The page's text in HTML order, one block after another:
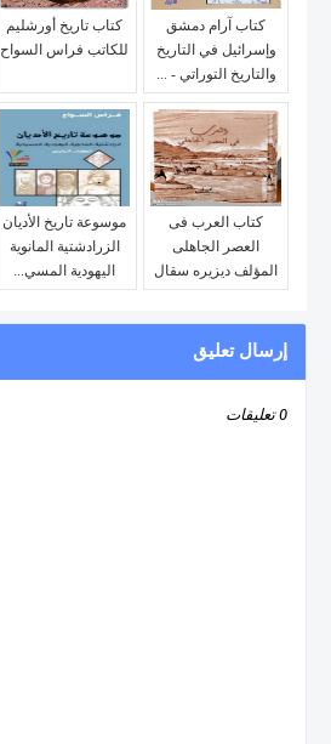
كتاب آرام دمشق
وإسرائيل في التاريخ
والتاريخ التوراتي - ...
كتاب تاريخ أورشليم
للكاتب فراس السواح
كتاب العرب فى
العصر الجاهلى
المؤلف ديزيره سقال
موسوعة تاريخ الأديان
الزرادشتية المانوية
اليهودية المسي...
إرسال تعليق
0 تعليقات